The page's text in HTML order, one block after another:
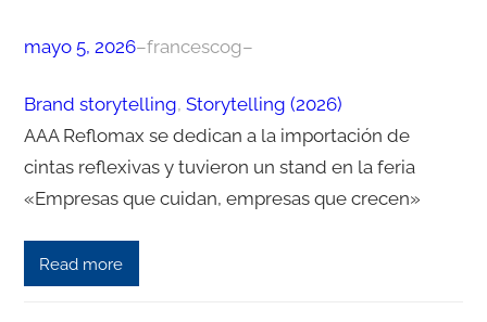
mayo 5, 2026–francescog–
Brand storytelling, Storytelling (2026)
AAA Reflomax se dedican a la importación de
cintas reflexivas y tuvieron un stand en la feria
«Empresas que cuidan, empresas que crecen»
Read more